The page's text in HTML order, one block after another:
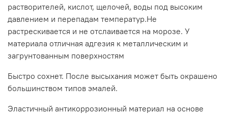
растворителей, кислот, щелочей, воды под высоким
давлением и перепадам температур.Не
растрескивается и не отслаивается на морозе. У
материала отличная адгезия к металлическим и
загрунтованным поверхностям
Быстро сохнет. После высыхания может быть окрашено
большинством типов эмалей.
Эластичный антикоррозионный материал на основе